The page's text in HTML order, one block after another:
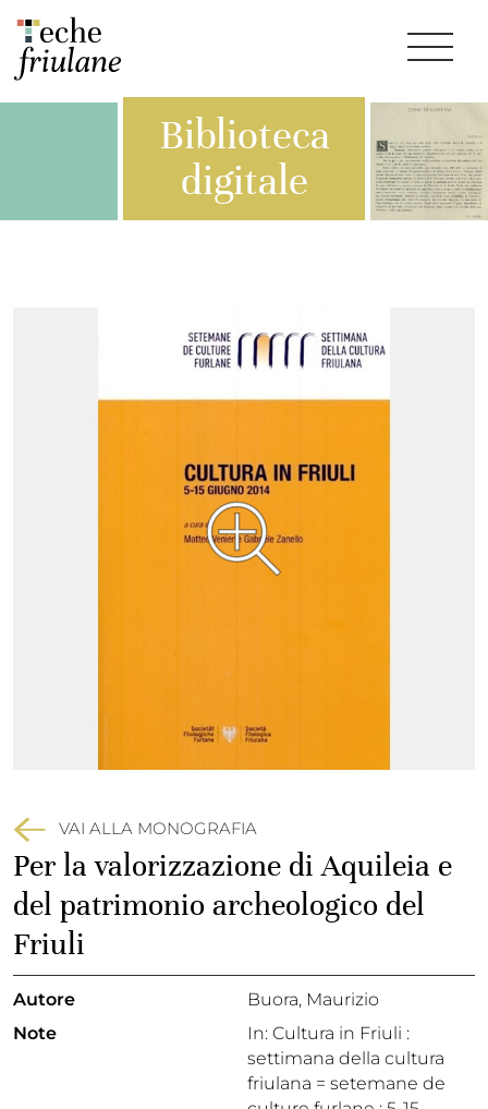
Biblioteca
digitale
VAI ALLA MONOGRAFIA
Per la valorizzazione di Aquileia e
del patrimonio archeologico del
Friuli
Autore
Buora, Maurizio
Note
In: Cultura in Friuli :
settimana della cultura
friulana = setemane de